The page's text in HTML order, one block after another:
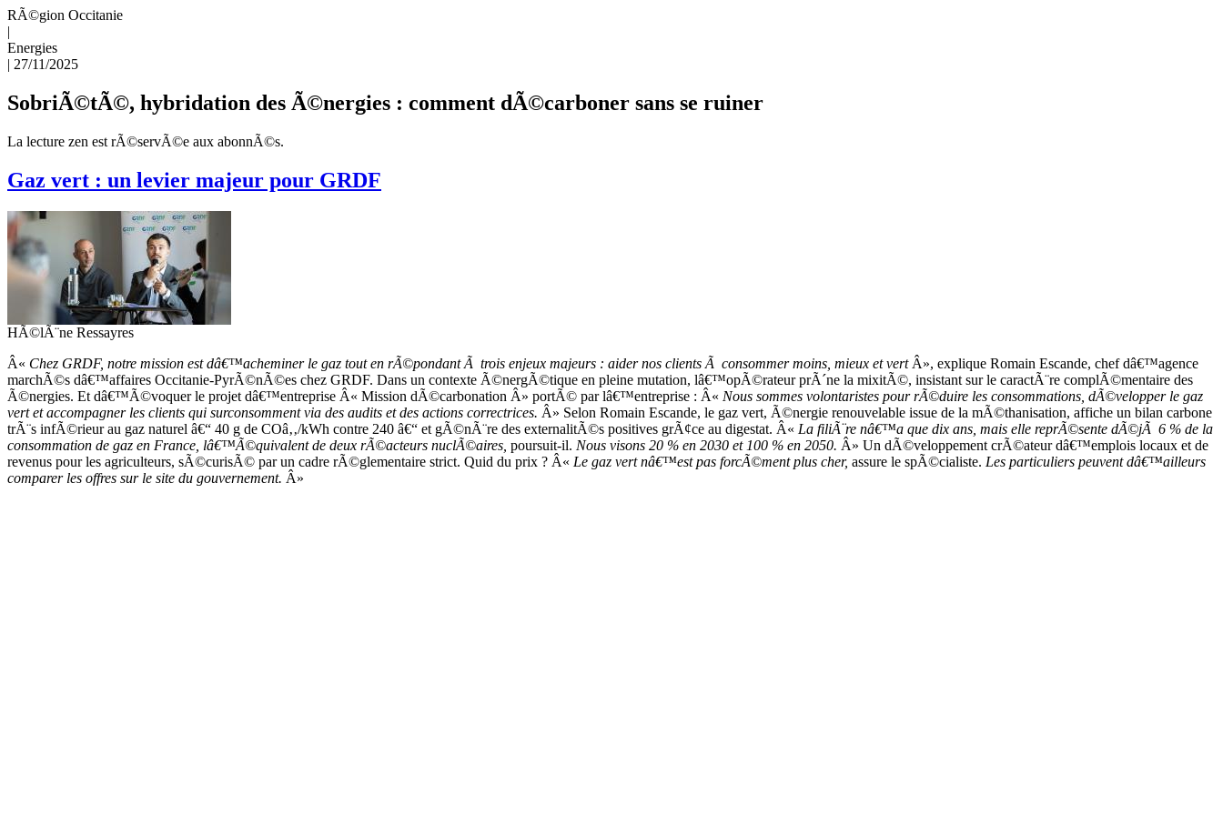
RÃ©gion Occitanie
|
Energies
| 27/11/2025
SobriÃ©tÃ©, hybridation des Ã©nergies : comment dÃ©carboner sans se ruiner
La lecture zen est rÃ©servÃ©e aux abonnÃ©s.
Gaz vert : un levier majeur pour GRDF
HÃ©lÃ¨ne Ressayres
Â« Chez GRDF, notre mission est dâ€™acheminer le gaz tout en rÃ©pondant Ã trois enjeux majeurs : aider nos clients Ã consommer moins, mieux et vertÂ», explique Romain Escande, chef dâ€™agence
marchÃ©s dâ€™affaires Occitanie-PyrÃ©nÃ©es chez GRDF. Dans un contexte Ã©nergÃ©tique en pleine mutation, lâ€™opÃ©rateur prÃ´ne la mixitÃ©, insistant sur le caractÃ¨re complÃ©mentaire des
Ã©nergies. Et dâ€™Ã©voquer le projet dâ€™entreprise Â« Mission dÃ©carbonation Â» portÃ© par lâ€™entreprise : Â« Nous sommes volontaristes pour rÃ©duire les consommations, dÃ©velopper le gaz
vert et accompagner les clients qui surconsomment via des audits et des actions correctrices. Â» Selon Romain Escande, le gaz vert, Ã©nergie renouvelable issue de la mÃ©thanisation, affiche un bilan carbone
trÃ¨s infÃ©rieur au gaz naturel â€“ 40 g de COâ‚‚/kWh contre 240 â€“ et gÃ©nÃ¨re des externalitÃ©s positives grÃ¢ce au digestat. Â« La filiÃ¨re nâ€™a que dix ans, mais elle reprÃ©sente dÃ©jÃ 6 % de la
consommation de gaz en France, lâ€™Ã©quivalent de deux rÃ©acteurs nuclÃ©aires, poursuit-il. Nous visons 20 % en 2030 et 100 % en 2050. Â» Un dÃ©veloppement crÃ©ateur dâ€™emplois locaux et de
revenus pour les agriculteurs, sÃ©curisÃ© par un cadre rÃ©glementaire strict. Quid du prix ? Â« Le gaz vert nâ€™est pas forcÃ©ment plus cher, assure le spÃ©cialiste. Les particuliers peuvent dâ€™ailleurs
comparer les offres sur le site du gouvernement. Â»